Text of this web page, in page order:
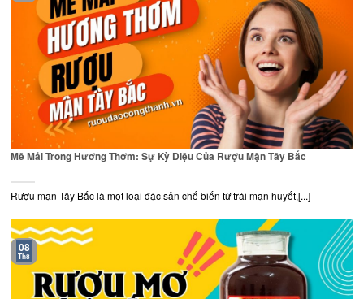
Mê Mải Trong Hương Thơm: Sự Kỳ Diệu Của Rượu Mận Tây Bắc
Rượu mận Tây Bắc là một loại đặc sản chế biến từ trái mận huyết,[...]
08
Th8